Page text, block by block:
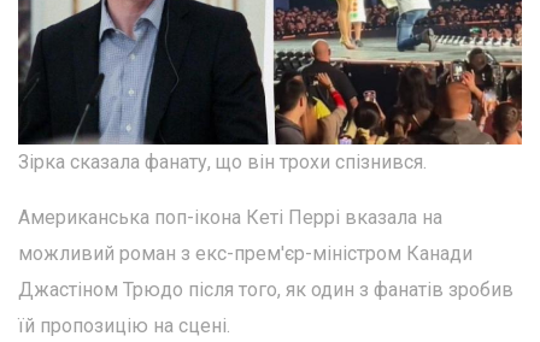
Зірка сказала фанату, що він трохи спізнився.
Американська поп-ікона Кеті Перрі вказала на
можливий роман з екс-прем'єр-міністром Канади
Джастіном Трюдо після того, як один з фанатів зробив
їй пропозицію на сцені.